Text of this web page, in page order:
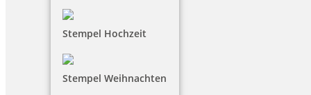
Stempel Hochzeit
Stempel Weihnachten